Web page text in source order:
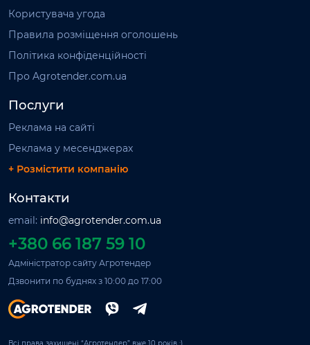
Користувача угода
Правила розміщення оголошень
Політика конфіденційності
Про Agrotender.com.ua
Послуги
Реклама на сайті
Реклама у месенджерах
+ Розмістити компанію
Контакти
email: info@agrotender.com.ua
+380 66 187 59 10
Адміністратор сайту Агротендер
Дзвонити по буднях з 10:00 до 17:00